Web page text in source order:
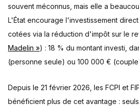
souvent méconnus, mais elle a
L'État encourage l'investissement
cotées via la réduction d'impôt sur le
Madelin ») : 18 % du montant investi,
(personne seule) ou 100 000 €
Depuis le 21 février 2026, les FCPI et
bénéficient plus de cet avantage :